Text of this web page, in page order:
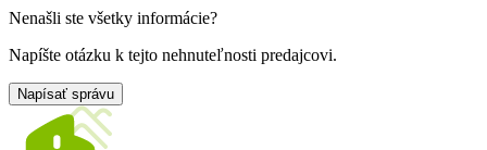
Nenašli ste všetky informácie?
Napíšte otázku k tejto nehnuteľnosti predajcovi.
Napísať správu